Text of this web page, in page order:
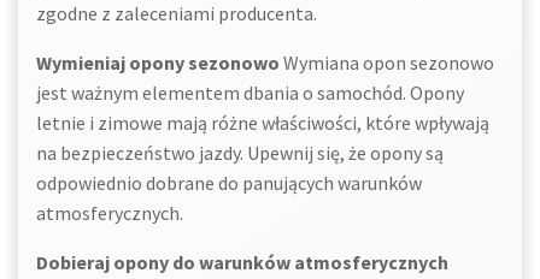
zgodne z zaleceniami producenta.
Wymieniaj opony sezonowo Wymiana opon sezonowo
jest ważnym elementem dbania o samochód. Opony
letnie i zimowe mają różne właściwości, które wpływają
na bezpieczeństwo jazdy. Upewnij się, że opony są
odpowiednio dobrane do panujących warunków
atmosferycznych.
Dobieraj opony do warunków atmosferycznych